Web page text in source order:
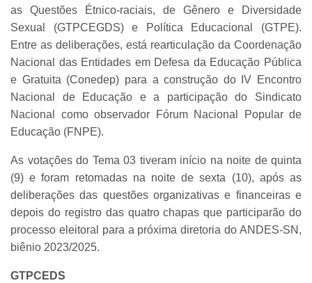
as Questões Étnico-raciais, de Gênero e Diversidade
Sexual (GTPCEGDS) e Política Educacional (GTPE).
Entre as deliberações, está rearticulação da Coordenação
Nacional das Entidades em Defesa da Educação Pública
e Gratuita (Conedep) para a construção do IV Encontro
Nacional de Educação e a participação do Sindicato
Nacional como observador Fórum Nacional Popular de
Educação (FNPE).
As votações do Tema 03 tiveram início na noite de quinta
(9) e foram retomadas na noite de sexta (10), após as
deliberações das questões organizativas e financeiras e
depois do registro das quatro chapas que participarão do
processo eleitoral para a próxima diretoria do ANDES-SN,
biênio 2023/2025.
GTPCEDS